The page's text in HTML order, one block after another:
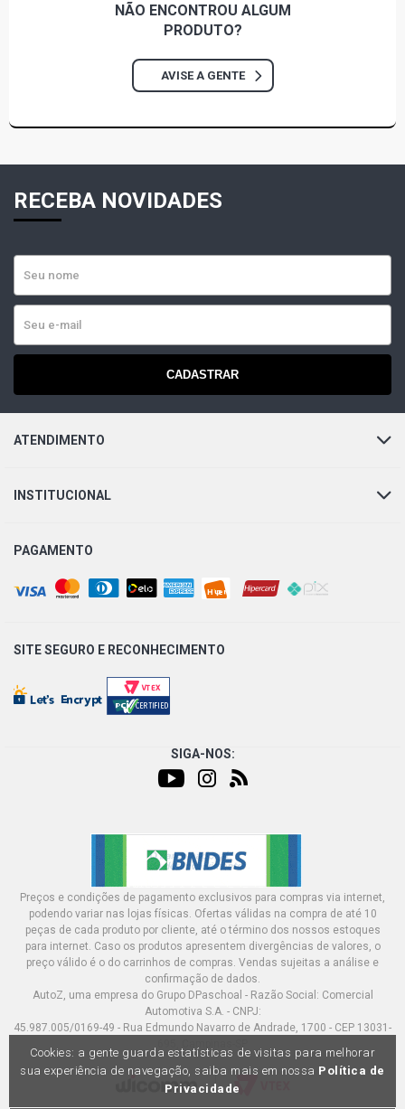
NÃO ENCONTROU ALGUM
PRODUTO?
AVISE A GENTE
RECEBA NOVIDADES
CADASTRAR
ATENDIMENTO
INSTITUCIONAL
PAGAMENTO
SITE SEGURO E RECONHECIMENTO
SIGA-NOS:
Preços e condições de pagamento exclusivos para compras via internet,
podendo variar nas lojas físicas. Ofertas válidas na compra de até 10
peças de cada produto por cliente, até o término dos nossos estoques
para internet. Caso os produtos apresentem divergências de valores, o
preço válido é o do carrinhos de compras. Vendas sujeitas a análise e
confirmação de dados.
AutoZ, uma empresa do Grupo DPaschoal - Razão Social: Comercial
Automotiva S.A. - CNPJ:
45.987.005/0169-49 - Rua Edmundo Navarro de Andrade, 1700 - CEP 13031-
Cookies: a gente guarda estatísticas de visitas para melhorar
sua experiência de navegação, saiba mais em nossa Política de
Privacidade